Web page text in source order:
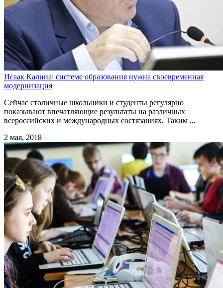
Исаак Калина: системе образования нужна своевременная
модернизация
Сейчас столичные школьники и студенты регулярно
показывают впечатляющие результаты на различных
всероссийских и международных состязаниях. Таким ...
2 мая, 2018